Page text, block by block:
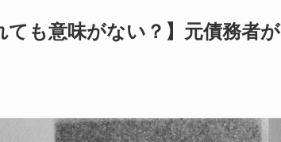
ても意味がない？】元債務者が